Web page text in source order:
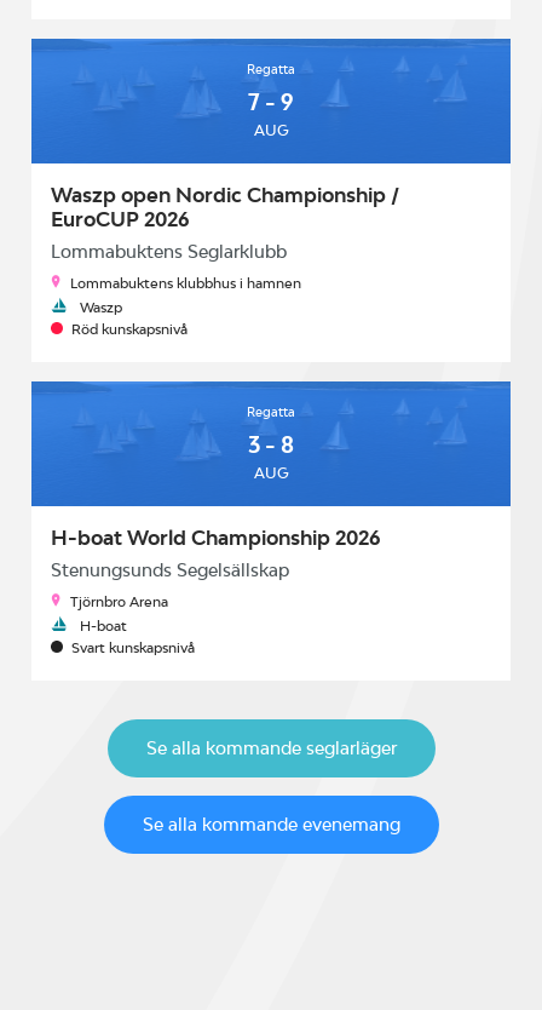
Regatta
7 - 9
AUG
Waszp open Nordic Championship /
EuroCUP 2026
Lommabuktens Seglarklubb
Lommabuktens klubbhus i hamnen
Waszp
Röd kunskapsnivå
Regatta
3 - 8
AUG
H-boat World Championship 2026
Stenungsunds Segelsällskap
Tjörnbro Arena
H-boat
Svart kunskapsnivå
Se alla kommande seglarläger
Se alla kommande evenemang